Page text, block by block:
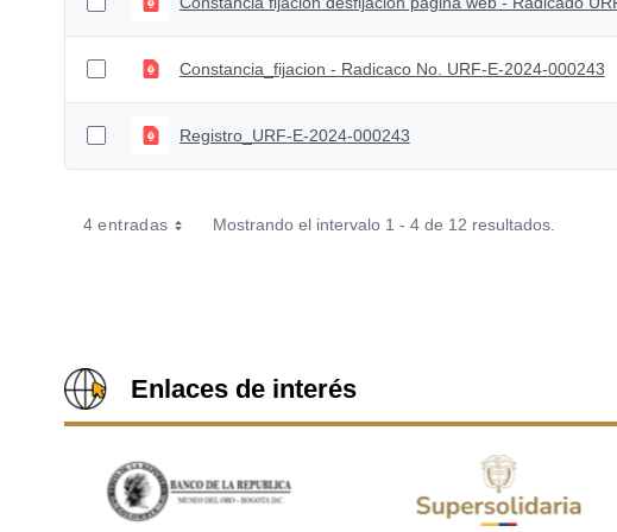
Constancia_fijacion - Radicaco No. URF-E-2024-000243
Registro_URF-E-2024-000243
4 entradas Mostrando el intervalo 1 - 4 de 12 resultados.
Enlaces de interés